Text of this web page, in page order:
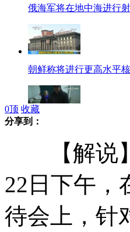
俄海军将在地中海进行
朝鲜称将进行更高水平
浙江一栋楼房横跨桥上
0顶 收藏
分享到：
【解说】
22日下午，
待会上，针